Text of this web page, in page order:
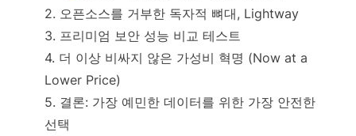
2. 오픈소스를 거부한 독자적 뼈대, Lightway
3. 프리미엄 보안 성능 비교 테스트
4. 더 이상 비싸지 않은 가성비 혁명 (Now at a
Lower Price)
5. 결론: 가장 예민한 데이터를 위한 가장 안전한
선택